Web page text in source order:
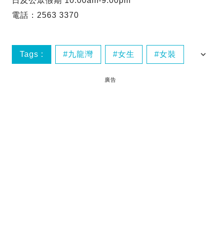
電話：2563 3370
Tags : 九龍灣 女生 女裝
廣告